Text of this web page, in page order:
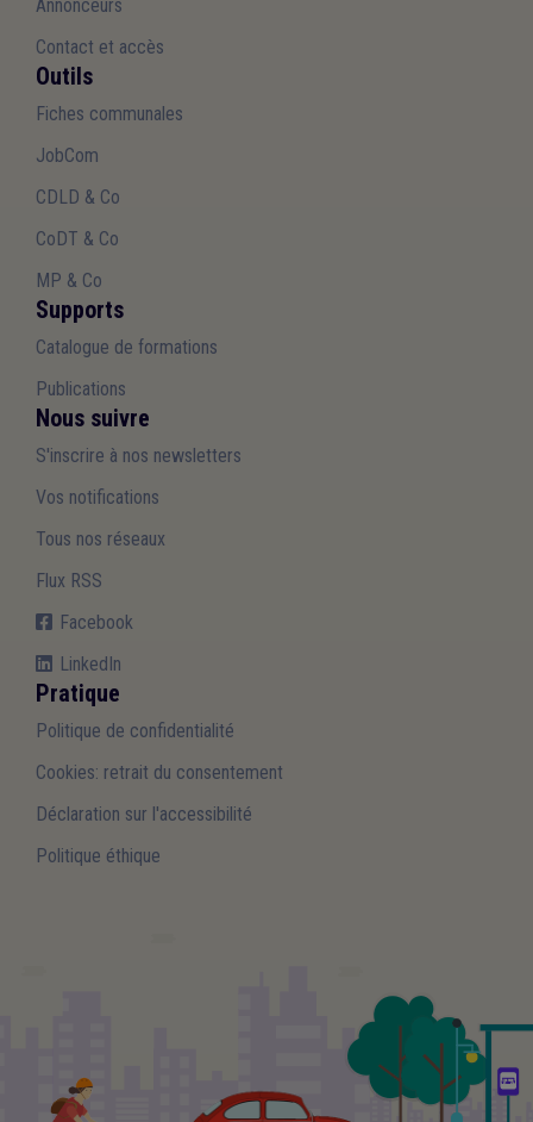
Annonceurs
Contact et accès
Outils
Fiches communales
JobCom
CDLD & Co
CoDT & Co
MP & Co
Supports
Catalogue de formations
Publications
Nous suivre
S'inscrire à nos newsletters
Vos notifications
Tous nos réseaux
Flux RSS
Facebook
LinkedIn
Pratique
Politique de confidentialité
Cookies: retrait du consentement
Déclaration sur l'accessibilité
Politique éthique